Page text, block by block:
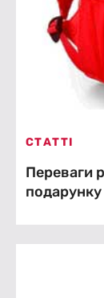
СТАТТІ
Переваги
подарунку